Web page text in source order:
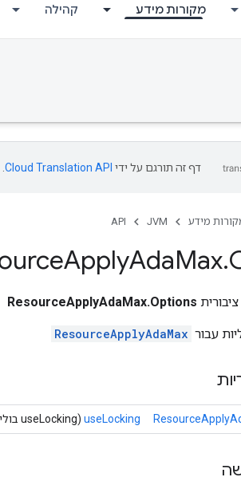
מקורות מידע קהילה
דף זה תורגם על ידי Cloud Translation API
מידע JVM
API
ApplyAdaMax.
ResourceApplyAdaMax.Options
עבור ResourceApplyAdaMax
useLocking (useLocking בוליאני)